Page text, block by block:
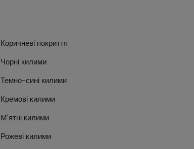
Коричневі покриття
Чорні килими
Темно-сині килими
Кремові килими
М'ятні килими
Рожеві килими